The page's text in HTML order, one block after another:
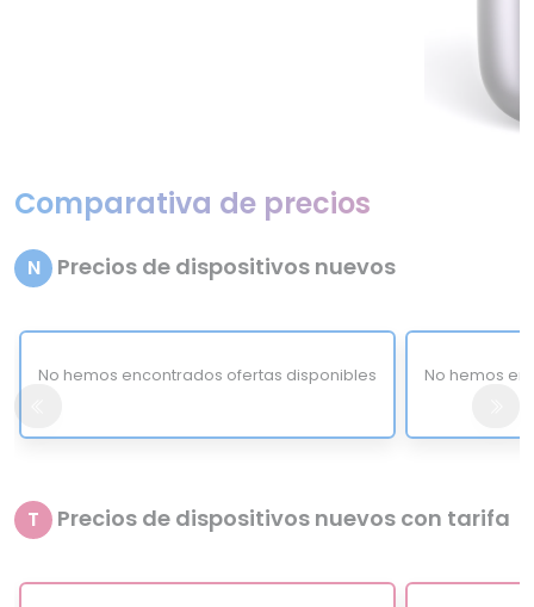
Comparativa de precios
N Precios de dispositivos nuevos
No hemos encontrados ofertas disponibles No hemos
T Precios de dispositivos nuevos con tarifa